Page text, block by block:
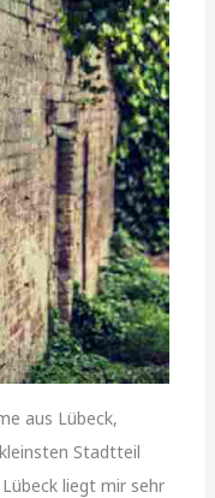
aus Lübeck,
Stadtteil
liegt mir sehr